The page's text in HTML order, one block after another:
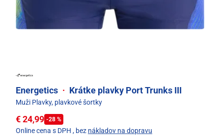
Energetics · Krátke plavky Port Trunks III
Muži Plavky, plavkové šortky
€ 24,99 -28 %
Online cena s DPH , bez nákladov na dopravu